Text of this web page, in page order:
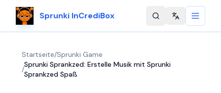
Sprunki InCrediBox Change
Startseite/Sprunki Game
/
Sprunki Sprankzed: Erstelle Musik mit Sprunki
Sprankzed Spaß